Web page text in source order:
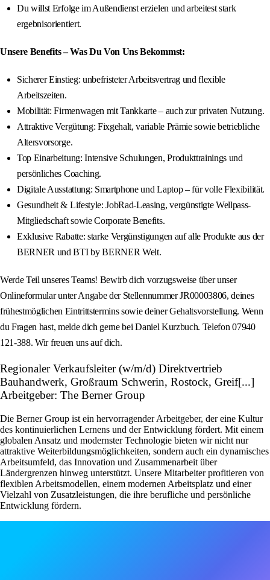
Du willst Erfolge im Außendienst erzielen und arbeitest stark
ergebnisorientiert.
Unsere Benefits – Was Du Von Uns Bekommst:
Sicherer Einstieg: unbefristeter Arbeitsvertrag und flexible
Arbeitszeiten.
Mobilität: Firmenwagen mit Tankkarte – auch zur privaten Nutzung.
Attraktive Vergütung: Fixgehalt, variable Prämie sowie betriebliche
Altersvorsorge.
Top Einarbeitung: Intensive Schulungen, Produkttrainings und
persönliches Coaching.
Digitale Ausstattung: Smartphone und Laptop – für volle Flexibilität.
Gesundheit & Lifestyle: JobRad-Leasing, vergünstigte Wellpass-
Mitgliedschaft sowie Corporate Benefits.
Exklusive Rabatte: starke Vergünstigungen auf alle Produkte aus der
BERNER und BTI by BERNER Welt.
Werde Teil unseres Teams! Bewirb dich vorzugsweise über unser
Onlineformular unter Angabe der Stellennummer JR00003806, deines
frühestmöglichen Eintrittstermins sowie deiner Gehaltsvorstellung. Wenn
du Fragen hast, melde dich gerne bei Daniel Kurzbuch. Telefon 07940
121-388. Wir freuen uns auf dich.
Regionaler Verkaufsleiter (w/m/d) Direktvertrieb
Bauhandwerk, Großraum Schwerin, Rostock, Greif[...]
Arbeitgeber: The Berner Group
Die Berner Group ist ein hervorragender Arbeitgeber, der eine Kultur
des kontinuierlichen Lernens und der Entwicklung fördert. Mit einem
globalen Ansatz und modernster Technologie bieten wir nicht nur
attraktive Weiterbildungsmöglichkeiten, sondern auch ein dynamisches
Arbeitsumfeld, das Innovation und Zusammenarbeit über
Ländergrenzen hinweg unterstützt. Unsere Mitarbeiter profitieren von
flexiblen Arbeitsmodellen, einem modernen Arbeitsplatz und einer
Vielzahl von Zusatzleistungen, die ihre berufliche und persönliche
Entwicklung fördern.